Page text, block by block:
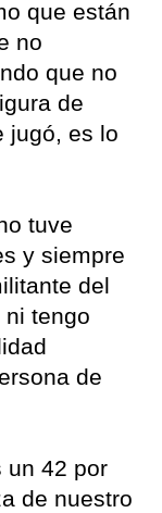
que están
no
que no
de
jugó, es lo
tuve
y siempre
del
tengo
de
un 42 por
de nuestro